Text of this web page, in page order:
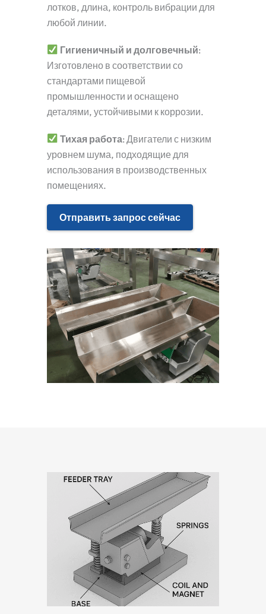
лотков, длина, контроль вибрации для
любой линии.
Гигиеничный и долговечный:
Изготовлено в соответствии со
стандартами пищевой
промышленности и оснащено
деталями, устойчивыми к коррозии.
Тихая работа: Двигатели с низким
уровнем шума, подходящие для
использования в производственных
помещениях.
Отправить запрос сейчас